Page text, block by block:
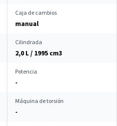
Caja de cambios
manual
Cilindrada
2,0 L / 1995 cm3
Potencia
-
Máquina de torsión
-